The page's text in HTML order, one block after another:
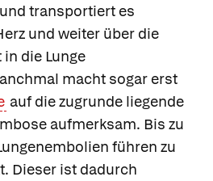
transportiert es
und weiter über die
die Lunge
macht sogar erst
auf die zugrunde liegende
aufmerksam. Bis zu
führen zu
Dieser ist dadurch